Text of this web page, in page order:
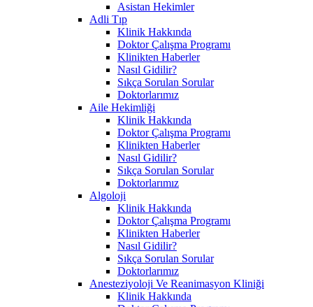
Asistan Hekimler
Adli Tıp
Klinik Hakkında
Doktor Çalışma Programı
Klinikten Haberler
Nasıl Gidilir?
Sıkça Sorulan Sorular
Doktorlarımız
Aile Hekimliği
Klinik Hakkında
Doktor Çalışma Programı
Klinikten Haberler
Nasıl Gidilir?
Sıkça Sorulan Sorular
Doktorlarımız
Algoloji
Klinik Hakkında
Doktor Çalışma Programı
Klinikten Haberler
Nasıl Gidilir?
Sıkça Sorulan Sorular
Doktorlarımız
Anesteziyoloji Ve Reanimasyon Kliniği
Klinik Hakkında